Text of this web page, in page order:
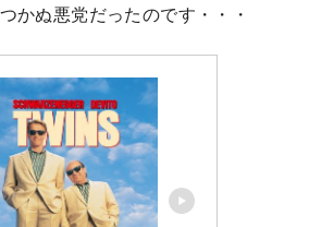
かぬ悪党だったのです・・・